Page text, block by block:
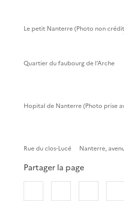
Le petit Nanterre (Photo non
Quartier du faubourg de l'Arche
Hopital de Nanterre (Photo prise
Rue du clos-Lucé Nanterre,
Partager la page